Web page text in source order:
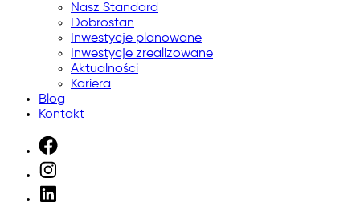
Nasz Standard
Dobrostan
Inwestycje planowane
Inwestycje zrealizowane
Aktualności
Kariera
Blog
Kontakt